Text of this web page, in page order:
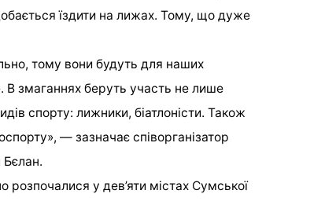
їздити на лижах. Тому, що дуже
тому вони будуть для наших
змаганнях беруть участь не лише
спорту: лижники, біатлоністи. Також
— зазначає співорганізатор
розпочалися у дев’яти містах Сумської